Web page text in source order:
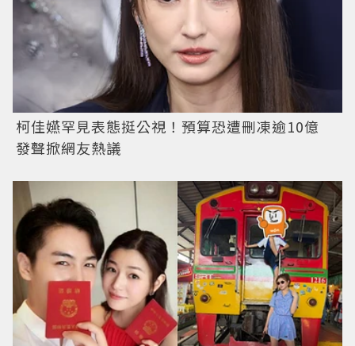
柯佳嬿罕見表態挺公視！預算恐遭刪凍逾10億
發聲掀網友熱議